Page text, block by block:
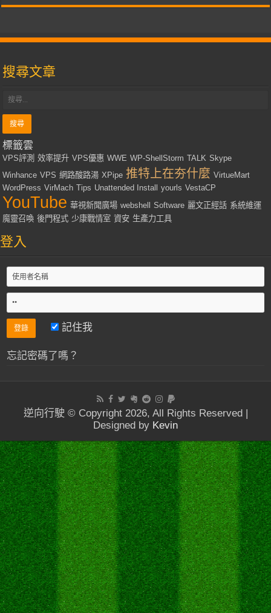
搜尋文章
標籤雲
VPS評測 效率提升 VPS優惠 WWE WP-ShellStorm TALK Skype
Winhance VPS 網路酸路湯 XPipe 推特上在夯什麼 VirtueMart
WordPress VirMach Tips Unattended Install yourls VestaCP
YouTube 華視新聞廣場 webshell Software 麗文正經話 系統維運
魔靈召喚 後門程式 少康戰情室 資安 生產力工具
登入
記住我
忘記密碼了嗎？
逆向行駛 © Copyright 2026, All Rights Reserved |
Designed by Kevin